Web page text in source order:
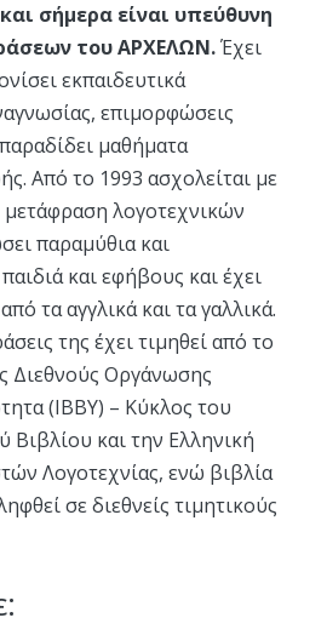
σήμερα είναι υπεύθυνη
του ΑΡΧΕΛΩΝ.Έχει
εκπαιδευτικά
επιμορφώσεις
μαθήματα
Από το 1993 ασχολείται με
λογοτεχνικών
παραμύθια και
και εφήβους και έχει
τα αγγλικά και τα γαλλικά.
της έχει τιμηθεί από το
Διεθνούς Οργάνωσης
(ΙΒΒΥ) – Κύκλος του
Βιβλίου και την Ελληνική
Λογοτεχνίας, ενώ βιβλία
σε διεθνείς τιμητικούς